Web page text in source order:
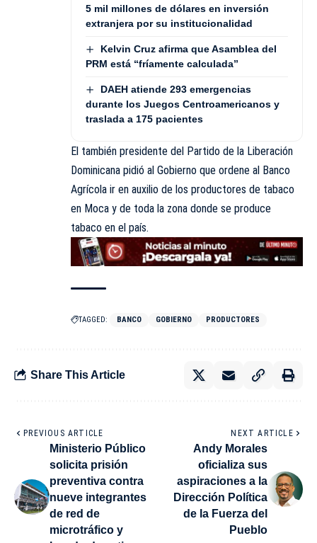
5 mil millones de dólares en inversión
extranjera por su institucionalidad
Kelvin Cruz afirma que Asamblea del
PRM está “fríamente calculada”
DAEH atiende 293 emergencias
durante los Juegos Centroamericanos y
traslada a 175 pacientes
El también presidente del Partido de la Liberación
Dominicana pidió al Gobierno que ordene al Banco
Agrícola ir en auxilio de los productores de tabaco
en Moca y de toda la zona donde se produce
tabaco en el país.
TAGGED: BANCO GOBIERNO PRODUCTORES
Share This Article
PREVIOUS ARTICLE
Ministerio Público
solicita prisión
preventiva contra
nueve integrantes
de red de
microtráfico y
NEXT ARTICLE
Andy Morales
oficializa sus
aspiraciones a la
Dirección Política
de la Fuerza del
Pueblo